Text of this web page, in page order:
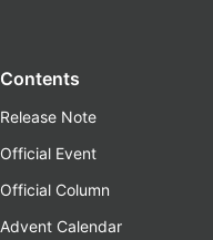
Contents
Release Note
Official Event
Official Column
Advent Calendar